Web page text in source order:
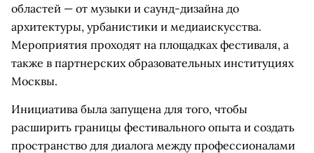
областей — от музыки и саунд-дизайна до
архитектуры, урбанистики и медиаискусства.
Мероприятия проходят на площадках фестиваля, а
также в партнерских образовательных институциях
Москвы.
Инициатива была запущена для того, чтобы
расширить границы фестивального опыта и создать
пространство для диалога между профессионалами